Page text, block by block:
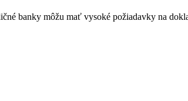
banky môžu mať vysoké požiadavky na